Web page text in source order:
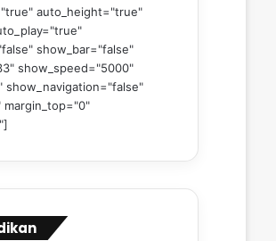
auto_height="true"
show_bar="false"
show_speed="5000"
show_navigation="false"